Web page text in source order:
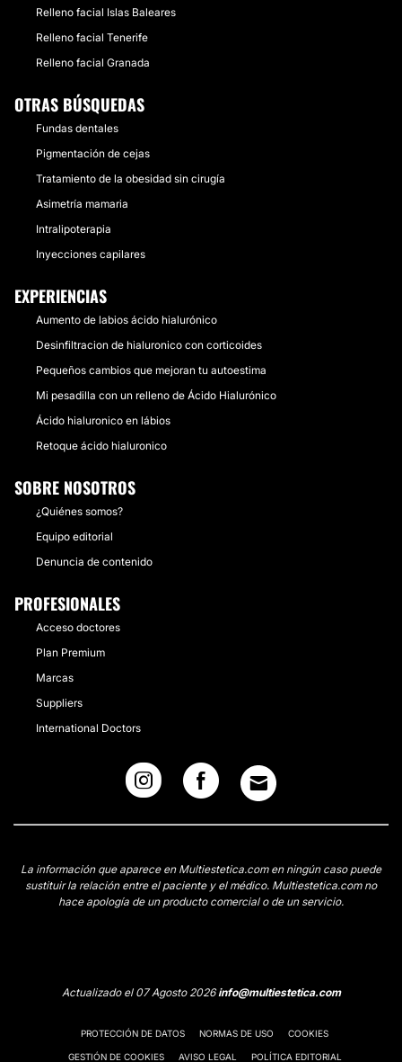
Relleno facial Islas Baleares
Relleno facial Tenerife
Relleno facial Granada
OTRAS BÚSQUEDAS
Fundas dentales
Pigmentación de cejas
Tratamiento de la obesidad sin cirugía
Asimetría mamaria
Intralipoterapia
Inyecciones capilares
EXPERIENCIAS
Aumento de labios ácido hialurónico
Desinfiltracion de hialuronico con corticoides
Pequeños cambios que mejoran tu autoestima
Mi pesadilla con un relleno de Ácido Hialurónico
Ácido hialuronico en lábios
Retoque ácido hialuronico
SOBRE NOSOTROS
¿Quiénes somos?
Equipo editorial
Denuncia de contenido
PROFESIONALES
Acceso doctores
Plan Premium
Marcas
Suppliers
International Doctors
La información que aparece en Multiestetica.com en ningún caso puede
sustituir la relación entre el paciente y el médico. Multiestetica.com no
hace apología de un producto comercial o de un servicio.
Actualizado el 07 Agosto 2026info@multiestetica.com
PROTECCIÓN DE DATOS NORMAS DE USO COOKIES
GESTIÓN DE COOKIES AVISO LEGAL POLÍTICA EDITORIAL